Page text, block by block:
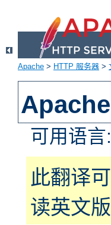
Apache > HTTP 服务器 >
可用语言:
此翻译
读英文版